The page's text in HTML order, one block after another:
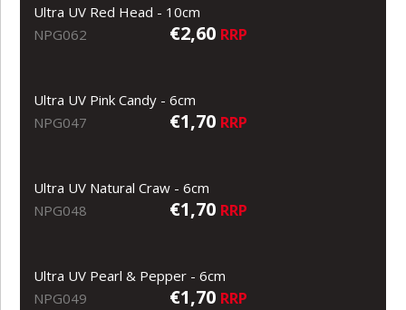
Ultra UV Red Head - 10cm
NPG062
€2,60 RRP
Ultra UV Pink Candy - 6cm
NPG047
€1,70 RRP
Ultra UV Natural Craw - 6cm
NPG048
€1,70 RRP
Ultra UV Pearl & Pepper - 6cm
NPG049
€1,70 RRP